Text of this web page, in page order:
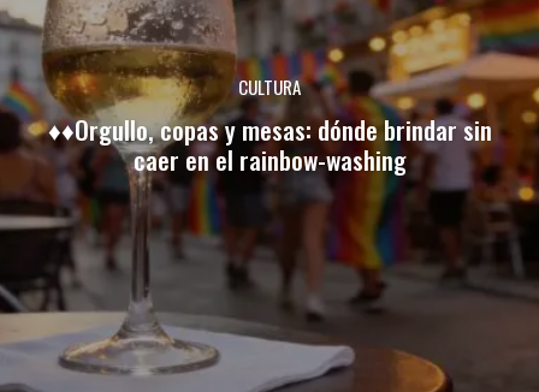
CULTURA
♦♦Orgullo, copas y mesas: dónde brindar sin
caer en el rainbow-washing